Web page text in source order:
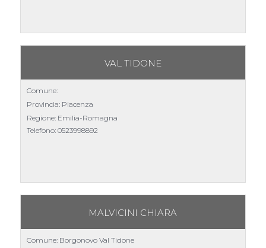
VAL TIDONE
Comune:
Provincia: Piacenza
Regione: Emilia-Romagna
Telefono: 0523998892
MALVICINI CHIARA
Comune: Borgonovo Val Tidone